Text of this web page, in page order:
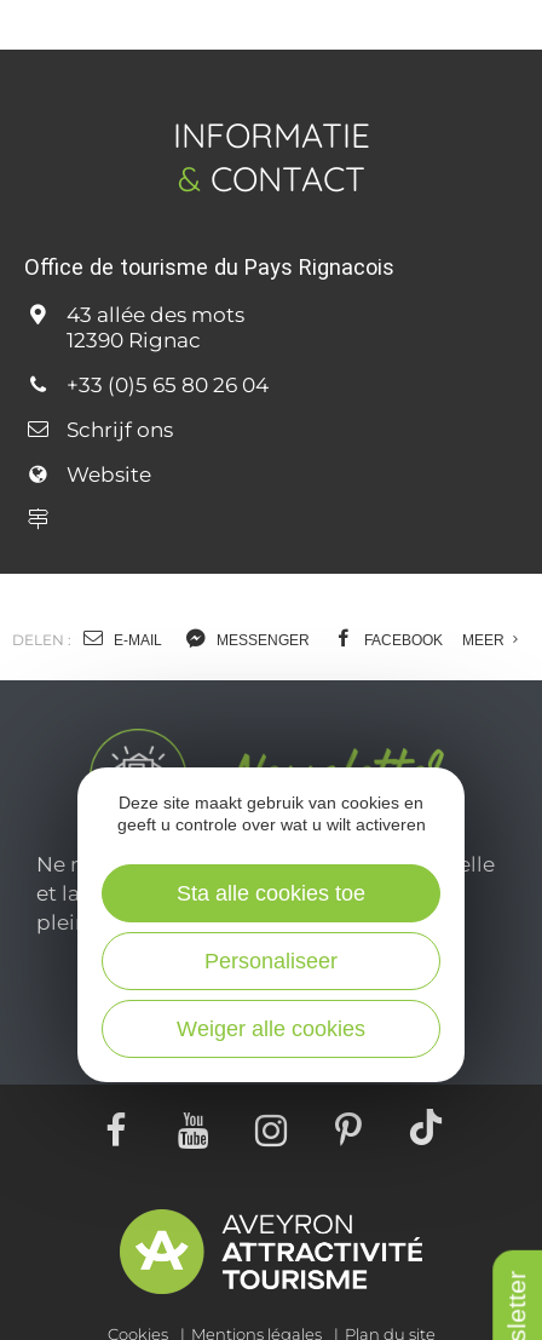
INFORMATIE
& CONTACT
Office de tourisme du Pays Rignacois
43 allée des mots
12390 Rignac
+33 (0)5 65 80 26 04
Schrijf ons
Website
DELEN : E-MAIL MESSENGER FACEBOOK MEER
Ne manquez pas notre newsletter mensuelle
et laissez-vous inspirer pour profiter
pleinement de votre séjour en Aveyron.
Je m'abonne ici
Cookies Mentions légales Plan du site
Deze site maakt gebruik van cookies en
geeft u controle over wat u wilt activeren
Weiger alle cookies
Personaliseer
Sta alle cookies toe